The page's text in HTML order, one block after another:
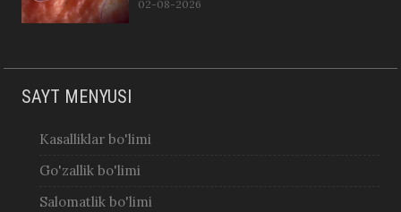
02-08-2026
SAYT MENYUSI
Kasalliklar bo'limi
Go'zallik bo'limi
Salomatlik bo'limi